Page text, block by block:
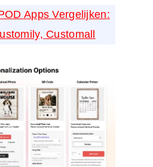
Apps Vergelijken:
Customall